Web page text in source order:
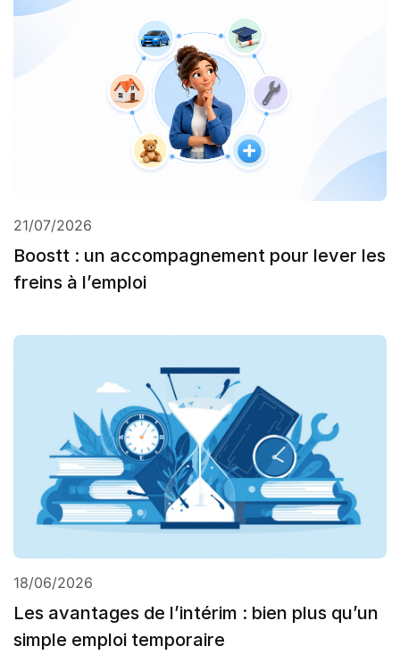
21/07/2026
Boostt : un accompagnement pour lever les
freins à l’emploi
18/06/2026
Les avantages de l’intérim : bien plus qu’un
simple emploi temporaire